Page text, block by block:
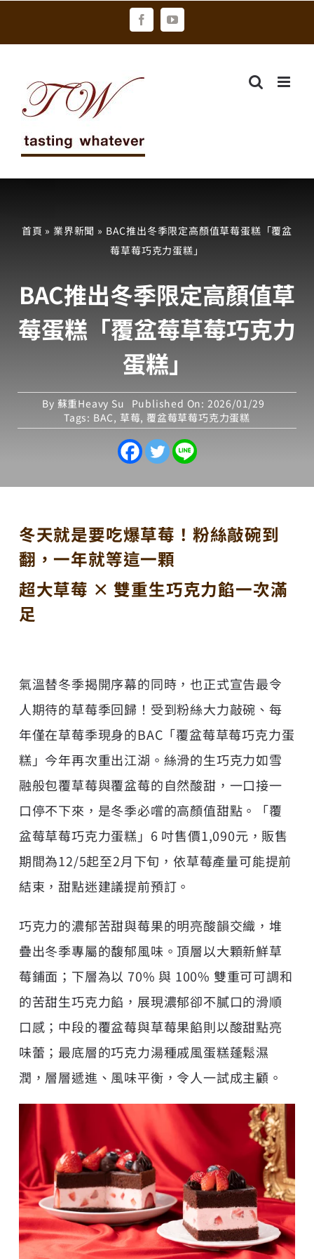
FacebookYouTube
首頁 » 業界新聞 » BAC推出冬季限定高顏值草莓蛋糕「覆盆
莓草莓巧克力蛋糕」
BAC推出冬季限定高顏值草
莓蛋糕「覆盆莓草莓巧克力
蛋糕」
By 蘇重Heavy Su
Published On: 2026/01/29
Tags: BAC, 草莓,覆盆莓草莓巧克力蛋糕
冬天就是要吃爆草莓！粉絲敲碗到
翻，一年就等這一顆
超大草莓 × 雙重生巧克力餡一次滿
足
氣溫替冬季揭開序幕的同時，也正式宣告最令
人期待的草莓季回歸！受到粉絲大力敲碗、每
年僅在草莓季現身的BAC「覆盆莓草莓巧克力蛋
糕」今年再次重出江湖。絲滑的生巧克力如雪
融般包覆草莓與覆盆莓的自然酸甜，一口接一
口停不下來，是冬季必嚐的高顏值甜點。「覆
盆莓草莓巧克力蛋糕」6 吋售價1,090元，販售
期間為12/5起至2月下旬，依草莓產量可能提前
結束，甜點迷建議提前預訂。
巧克力的濃郁苦甜與莓果的明亮酸韻交織，堆
疊出冬季專屬的馥郁風味。頂層以大顆新鮮草
莓鋪面；下層為以 70% 與 100% 雙重可可調和
的苦甜生巧克力餡，展現濃郁卻不膩口的滑順
口感；中段的覆盆莓與草莓果餡則以酸甜點亮
味蕾；最底層的巧克力湯種戚風蛋糕蓬鬆濕
潤，層層遞進、風味平衡，令人一試成主顧。